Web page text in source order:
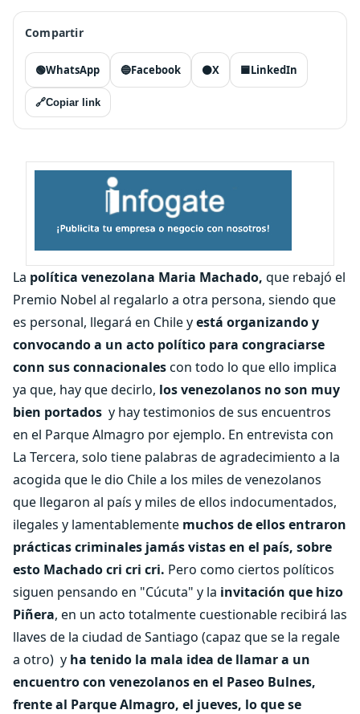
Compartir
🟢WhatsApp 🔵Facebook ⚫X 🟦LinkedIn
🔗Copiar link
La política venezolana Maria Machado, que rebajó el
Premio Nobel al regalarlo a otra persona, siendo que
es personal, llegará en Chile yestá organizando y
convocando a un acto político para congraciarse
conn sus connacionalescon todo lo que ello implica
ya que, hay que decirlo, los venezolanos no son muy
bien portados y hay testimonios de sus encuentros
en el Parque Almagro por ejemplo. En entrevista con
La Tercera, solo tiene palabras de agradecimiento a la
acogida que le dio Chile a los miles de venezolanos
que llegaron al país y miles de ellos indocumentados,
ilegales y lamentablemente muchos de ellos entraron
prácticas criminales jamás vistas en el país, sobre
esto Machado cri cri cri. Pero como ciertos políticos
siguen pensando en "Cúcuta" y la invitación que hizo
Piñera, en un acto totalmente cuestionable recibirá las
llaves de la ciudad de Santiago (capaz que se la regale
a otro) y ha tenido la mala idea de llamar a un
encuentro con venezolanos en el Paseo Bulnes,
frente al Parque Almagro, el jueves, lo que se